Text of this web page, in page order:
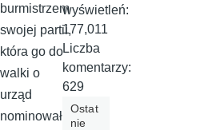
burmistrzem
swojej partii,
która go do
walki o
urząd
nominowała
wyświetleń:
177,011
Liczba
komentarzy:
629
Ostat
nie